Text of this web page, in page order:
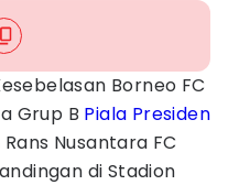
Borneo FC
Grup B Piala Presiden
Nusantara FC
di Stadion